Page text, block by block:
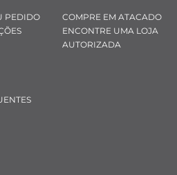
PEDIDO
COMPRE EM ATACADO
ENCONTRE UMA LOJA
AUTORIZADA